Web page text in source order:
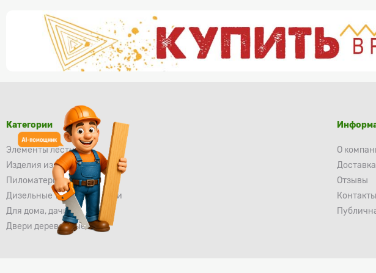
Категории
Элементы лестниц
Изделия из осины
Пиломатериалы
Дизельные тепловые пушки
Для дома, дачи и сада
Двери деревянные
О
Отзывы
Контакты